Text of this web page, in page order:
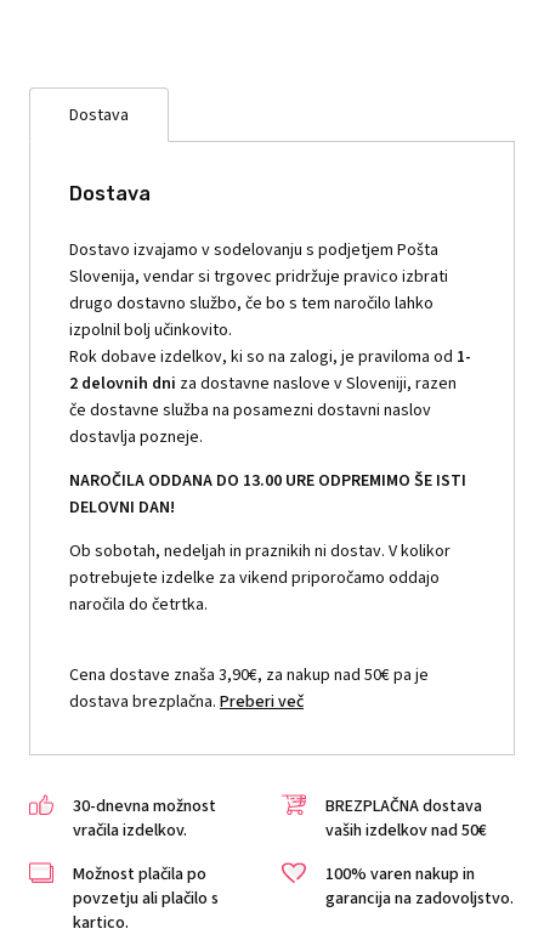
Dostava
Dostava
Dostavo izvajamo v sodelovanju s podjetjem Pošta
Slovenija, vendar si trgovec pridržuje pravico izbrati
drugo dostavno službo, če bo s tem naročilo lahko
izpolnil bolj učinkovito.
Rok dobave izdelkov, ki so na zalogi, je praviloma od 1-
2 delovnih dni za dostavne naslove v Sloveniji, razen
če dostavne služba na posamezni dostavni naslov
dostavlja pozneje.
NAROČILA ODDANA DO 13.00 URE ODPREMIMO ŠE ISTI
DELOVNI DAN!
Ob sobotah, nedeljah in praznikih ni dostav. V kolikor
potrebujete izdelke za vikend priporočamo oddajo
naročila do četrtka.
Cena dostave znaša 3,90€, za nakup nad 50€ pa je
dostava brezplačna. Preberi več
30-dnevna možnost
vračila izdelkov.
BREZPLAČNA dostava
vaših izdelkov nad 50€
Možnost plačila po
povzetju ali plačilo s
kartico.
100% varen nakup in
garancija na zadovoljstvo.